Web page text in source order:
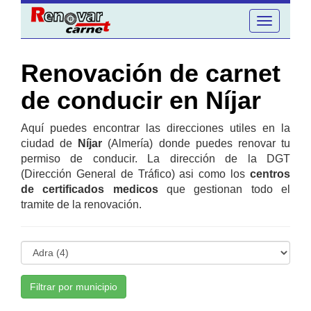
Toggle
navigation
Renovación de carnet
de conducir en Níjar
Aquí puedes encontrar las direcciones utiles en la
ciudad de
Níjar (Almería) donde puedes renovar tu
permiso de conducir. La dirección de la DGT
(Dirección General de Tráfico) asi como los centros
de certificados medicosque gestionan todo el
tramite de la renovación.
Filtrar por municipio